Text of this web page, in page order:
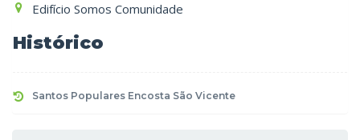
Edifício Somos Comunidade
Histórico
Santos Populares Encosta São Vicente